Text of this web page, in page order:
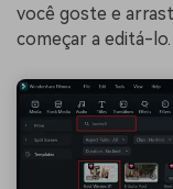
você goste e
começar a editá-lo.